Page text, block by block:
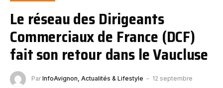
Le réseau des Dirigeants
Commerciaux de France (DCF)
fait son retour dans le Vaucluse
Par InfoAvignon, Actualités & Lifestyle 12 septembre